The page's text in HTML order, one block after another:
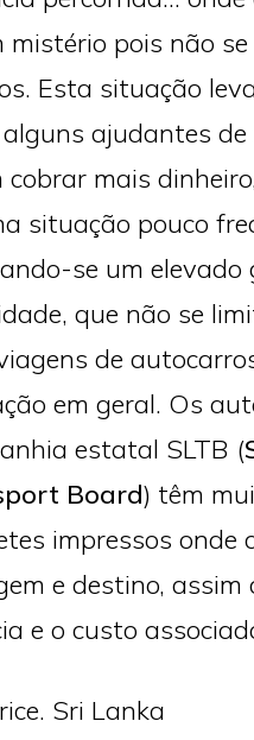
mistério pois não
Esta situação
alguns ajudantes
cobrar mais
situação pouco
se um elevado
que não se
de
em geral. Os
estatal SLTB (
Board) têm
impressos onde
e destino, assim
e o custo